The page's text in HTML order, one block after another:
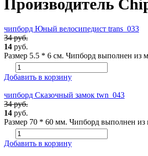
Производитель
чипборд Юный велосипедист trans_033
34 руб.
14 руб.
Размер 5.5 * 6 см. Чипборд выполнен из
Добавить в корзину
чипборд Сказочный замок twn_043
34 руб.
14 руб.
Размер 70 * 60 мм. Чипборд выполнен
Добавить в корзину